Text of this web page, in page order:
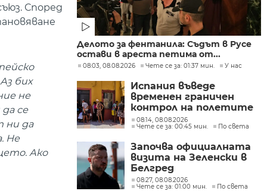
Според
бих
не
се
ни да
Не
Ако
Делото за фентанила: Съдът в Русе
остави в ареста петима от...
08:03, 08.08.2026 Чете се за: 01:37 мин. У нас
Испания въведе
временен граничен
контрол на полетите
и корабите
пристигащи от
Италия
08:14, 08.08.2026
Чете се за: 00:45 мин.
По света
Започва официалната
визита на Зеленски в
Белгред
08:27, 08.08.2026
Чете се за: 01:00 мин.
По света